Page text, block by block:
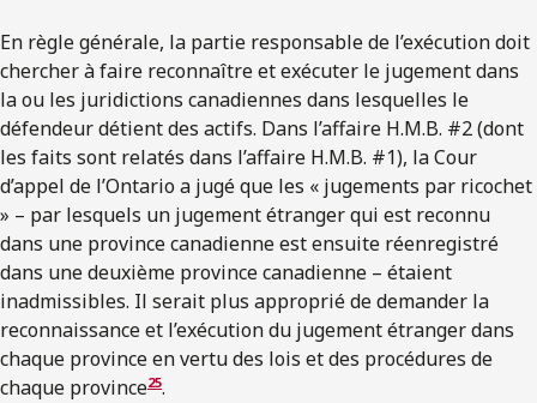
En règle générale, la partie responsable de l’exécution doit
chercher à faire reconnaître et exécuter le jugement dans
la ou les juridictions canadiennes dans lesquelles le
défendeur détient des actifs. Dans l’affaire H.M.B. #2 (dont
les faits sont relatés dans l’affaire H.M.B. #1), la Cour
d’appel de l’Ontario a jugé que les « jugements par ricochet
» – par lesquels un jugement étranger qui est reconnu
dans une province canadienne est ensuite réenregistré
dans une deuxième province canadienne – étaient
inadmissibles. Il serait plus approprié de demander la
reconnaissance et l’exécution du jugement étranger dans
chaque province en vertu des lois et des procédures de
chaque province25.